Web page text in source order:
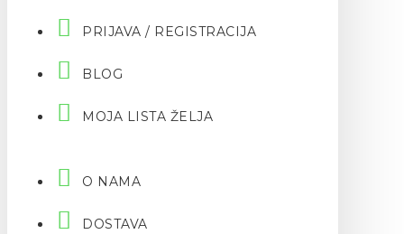
PRIJAVA / REGISTRACIJA
BLOG
MOJA LISTA ŽELJA
O NAMA
DOSTAVA